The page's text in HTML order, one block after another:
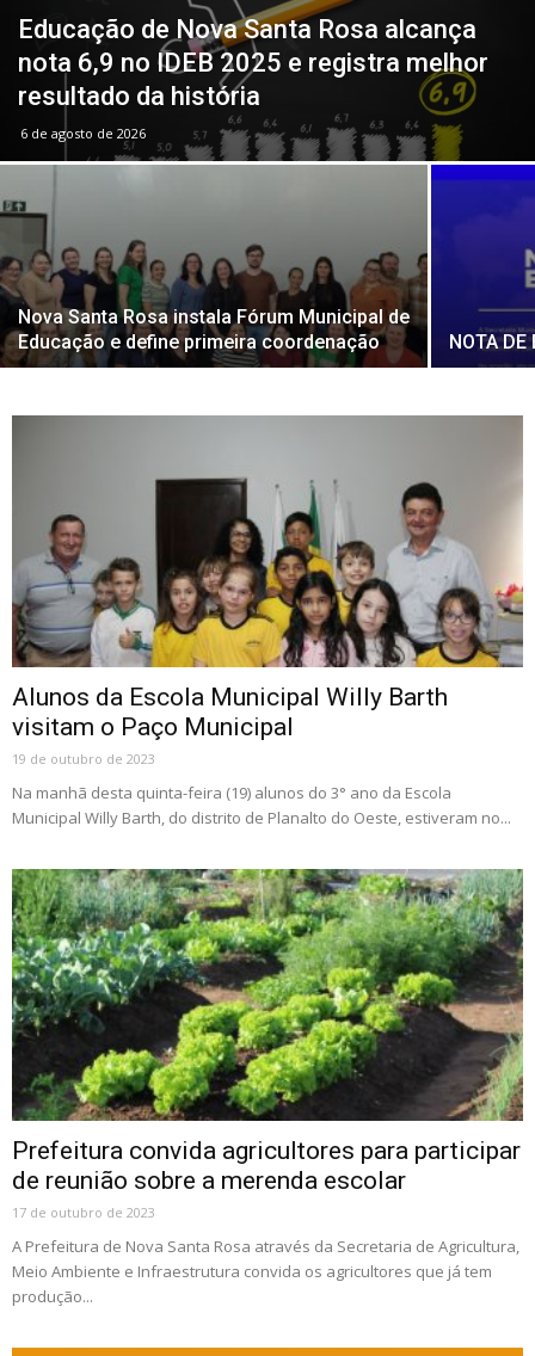
Educação de Nova Santa Rosa alcança
nota 6,9 no IDEB 2025 e registra melhor
resultado da história
6 de agosto de 2026
Nova Santa Rosa instala Fórum Municipal de
Educação e define primeira coordenação
NOTA DE
Alunos da Escola Municipal Willy Barth
visitam o Paço Municipal
19 de outubro de 2023
Na manhã desta quinta-feira (19) alunos do 3° ano da Escola
Municipal Willy Barth, do distrito de Planalto do Oeste, estiveram no...
Prefeitura convida agricultores para participar
de reunião sobre a merenda escolar
17 de outubro de 2023
A Prefeitura de Nova Santa Rosa através da Secretaria de Agricultura,
Meio Ambiente e Infraestrutura convida os agricultores que já tem
produção...